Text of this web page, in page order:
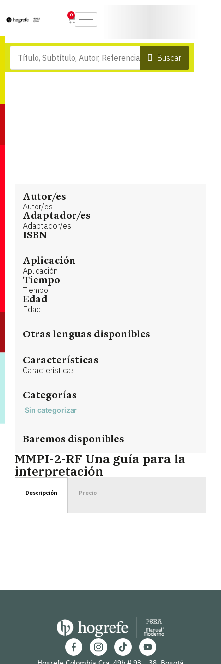
0
Buscar
Autor/es
Autor/es
Adaptador/es
Adaptador/es
ISBN
Aplicación
Aplicación
Tiempo
Tiempo
Edad
Edad
Otras lenguas disponibles
Características
Características
Categorías
Sin categorizar
Baremos disponibles
MMPI-2-RF Una guía para la
interpretación
Descripción Precio